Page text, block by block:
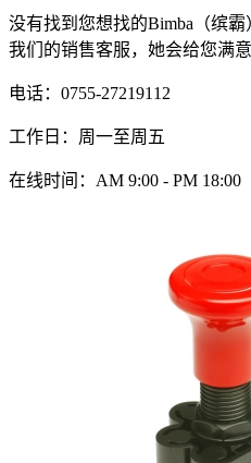
没有找到您想找的Bimba（缤
我们的销售客服，她会给您满意
电话：0755-27219112
工作日：周一至周五
在线时间：AM 9:00 - PM 18:00